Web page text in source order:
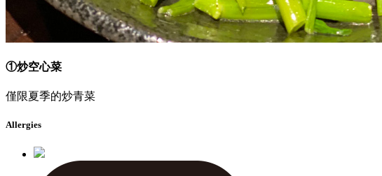
①炒空心菜
僅限夏季的炒青菜
Allergies